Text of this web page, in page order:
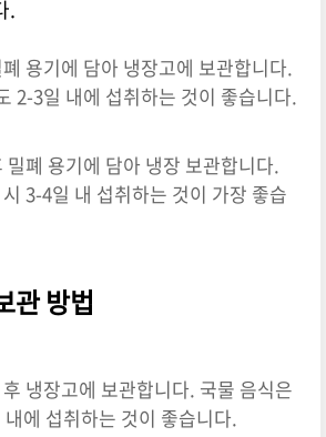
.
용기에 담아 냉장고에 보관합니다.
2-3일 내에 섭취하는 것이 좋습니다.
밀폐 용기에 담아 냉장 보관합니다.
시 3-4일 내 섭취하는 것이 가장 좋습
관 방법
냉장고에 보관합니다. 국물 음식은
에 섭취하는 것이 좋습니다.